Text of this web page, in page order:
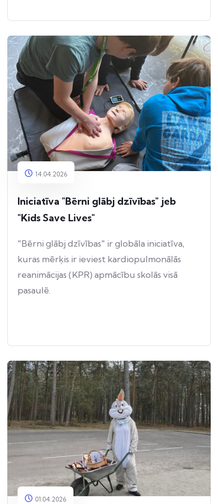
14.04.2026
Iniciatīva "Bērni glābj dzīvības" jeb
"Kids Save Lives"
"Bērni glābj dzīvības" ir globāla iniciatīva,
kuras mērķis ir ieviest kardiopulmonālās
reanimācijas (KPR) apmācību skolās visā
pasaulē.
01.04.2026